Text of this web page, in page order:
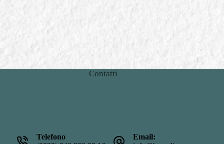
Contatti
Telefono
Email: